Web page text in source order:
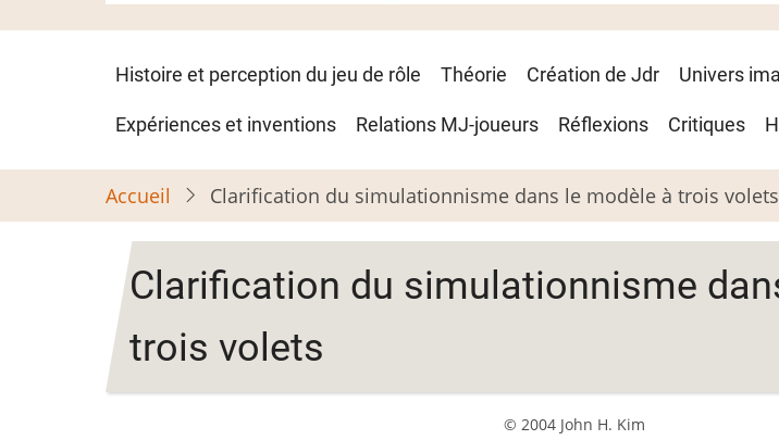
Navigation
principale
Histoire et perception du jeu de rôle Théorie Création de Jdr Univers
Expériences et inventions Relations MJ-joueurs Réflexions Critiques
Accueil Clarification du simulationnisme dans le modèle à trois volets
Clarification du simulationnisme
trois volets
© 2004 John H. Kim